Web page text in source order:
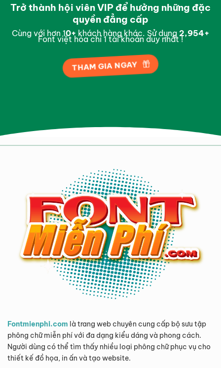
Trở thành hội viên VIP để hưởng những đặc
quyền đẳng cấp
Cùng với hơn 10+ khách hàng khác. Sử dụng 2,997+
Font việt hóa chỉ 1 tài khoản duy nhất !
THAM GIA NGAY
Fontmienphi.com là trang web chuyên cung cấp bộ sưu tập
phông chữ miễn phí với đa dạng kiểu dáng và phong cách.
Người dùng có thể tìm thấy nhiều loại phông chữ phục vụ cho
thiết kế đồ họa, in ấn và tạo website.